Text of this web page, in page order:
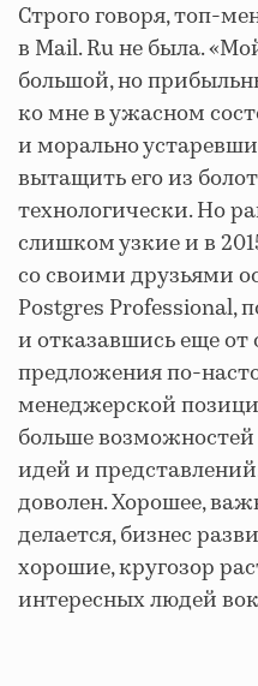
Строго говоря, топ-
в Mail. Ru не была.
большой, но
ко мне в ужасном
и морально
вытащить его из
технологически. Но
слишком узкие и в
со своими друзьями
Postgres Professional,
и отказавшись еще от
предложения по-
менеджерской
больше
идей и
доволен. Хорошее,
делается, бизнес
хорошие, кругозор
интересных людей